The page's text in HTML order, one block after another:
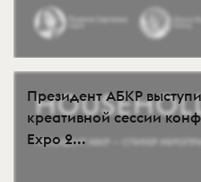
Президент АБКР
креативной сессии
Expo 2...